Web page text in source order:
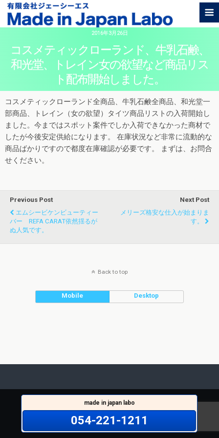
2016年3月26日
コスメティックローランド、牛乳石鹸、
和光堂、トレイン女の欲望など商品リス
ト配布開始しました。
コスメティックローランド全商品、牛乳石鹸全商品、和光堂一
部商品、トレイン（女の欲望）タイツ商品リストの入荷開始し
ました。今まではスポット案件でしか入荷できなかった商材で
したが今後安定供給になります。 在庫状況など非常に流動的な
商品ばかりですので都度在庫確認が必要です。 まずは、お問合
せください。
Previous Post
エムシービケンビューティー
バー REFA CARAT依然揺るが
ぬ人気です。
Next Post
メリーズ格安な仕入が始まりま
す。
Back to top
Mobile Desktop
made in japan labo
054-221-1211